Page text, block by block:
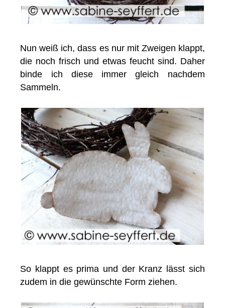
Nun weiß ich, dass es nur mit Zweigen klappt,
die noch frisch und etwas feucht sind. Daher
binde ich diese immer gleich nachdem
Sammeln.
So klappt es prima und der Kranz lässt sich
zudem in die gewünschte Form ziehen.